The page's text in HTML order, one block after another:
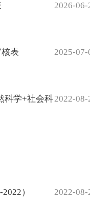
2026-06-
2025-07-
表
2022-08-
科学+社会科
2022-08-
）